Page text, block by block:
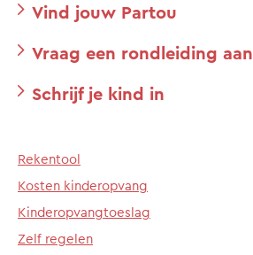
Vind jouw Partou
Vraag een rondleiding aan
Schrijf je kind in
Rekentool
Kosten kinderopvang
Kinderopvangtoeslag
Zelf regelen